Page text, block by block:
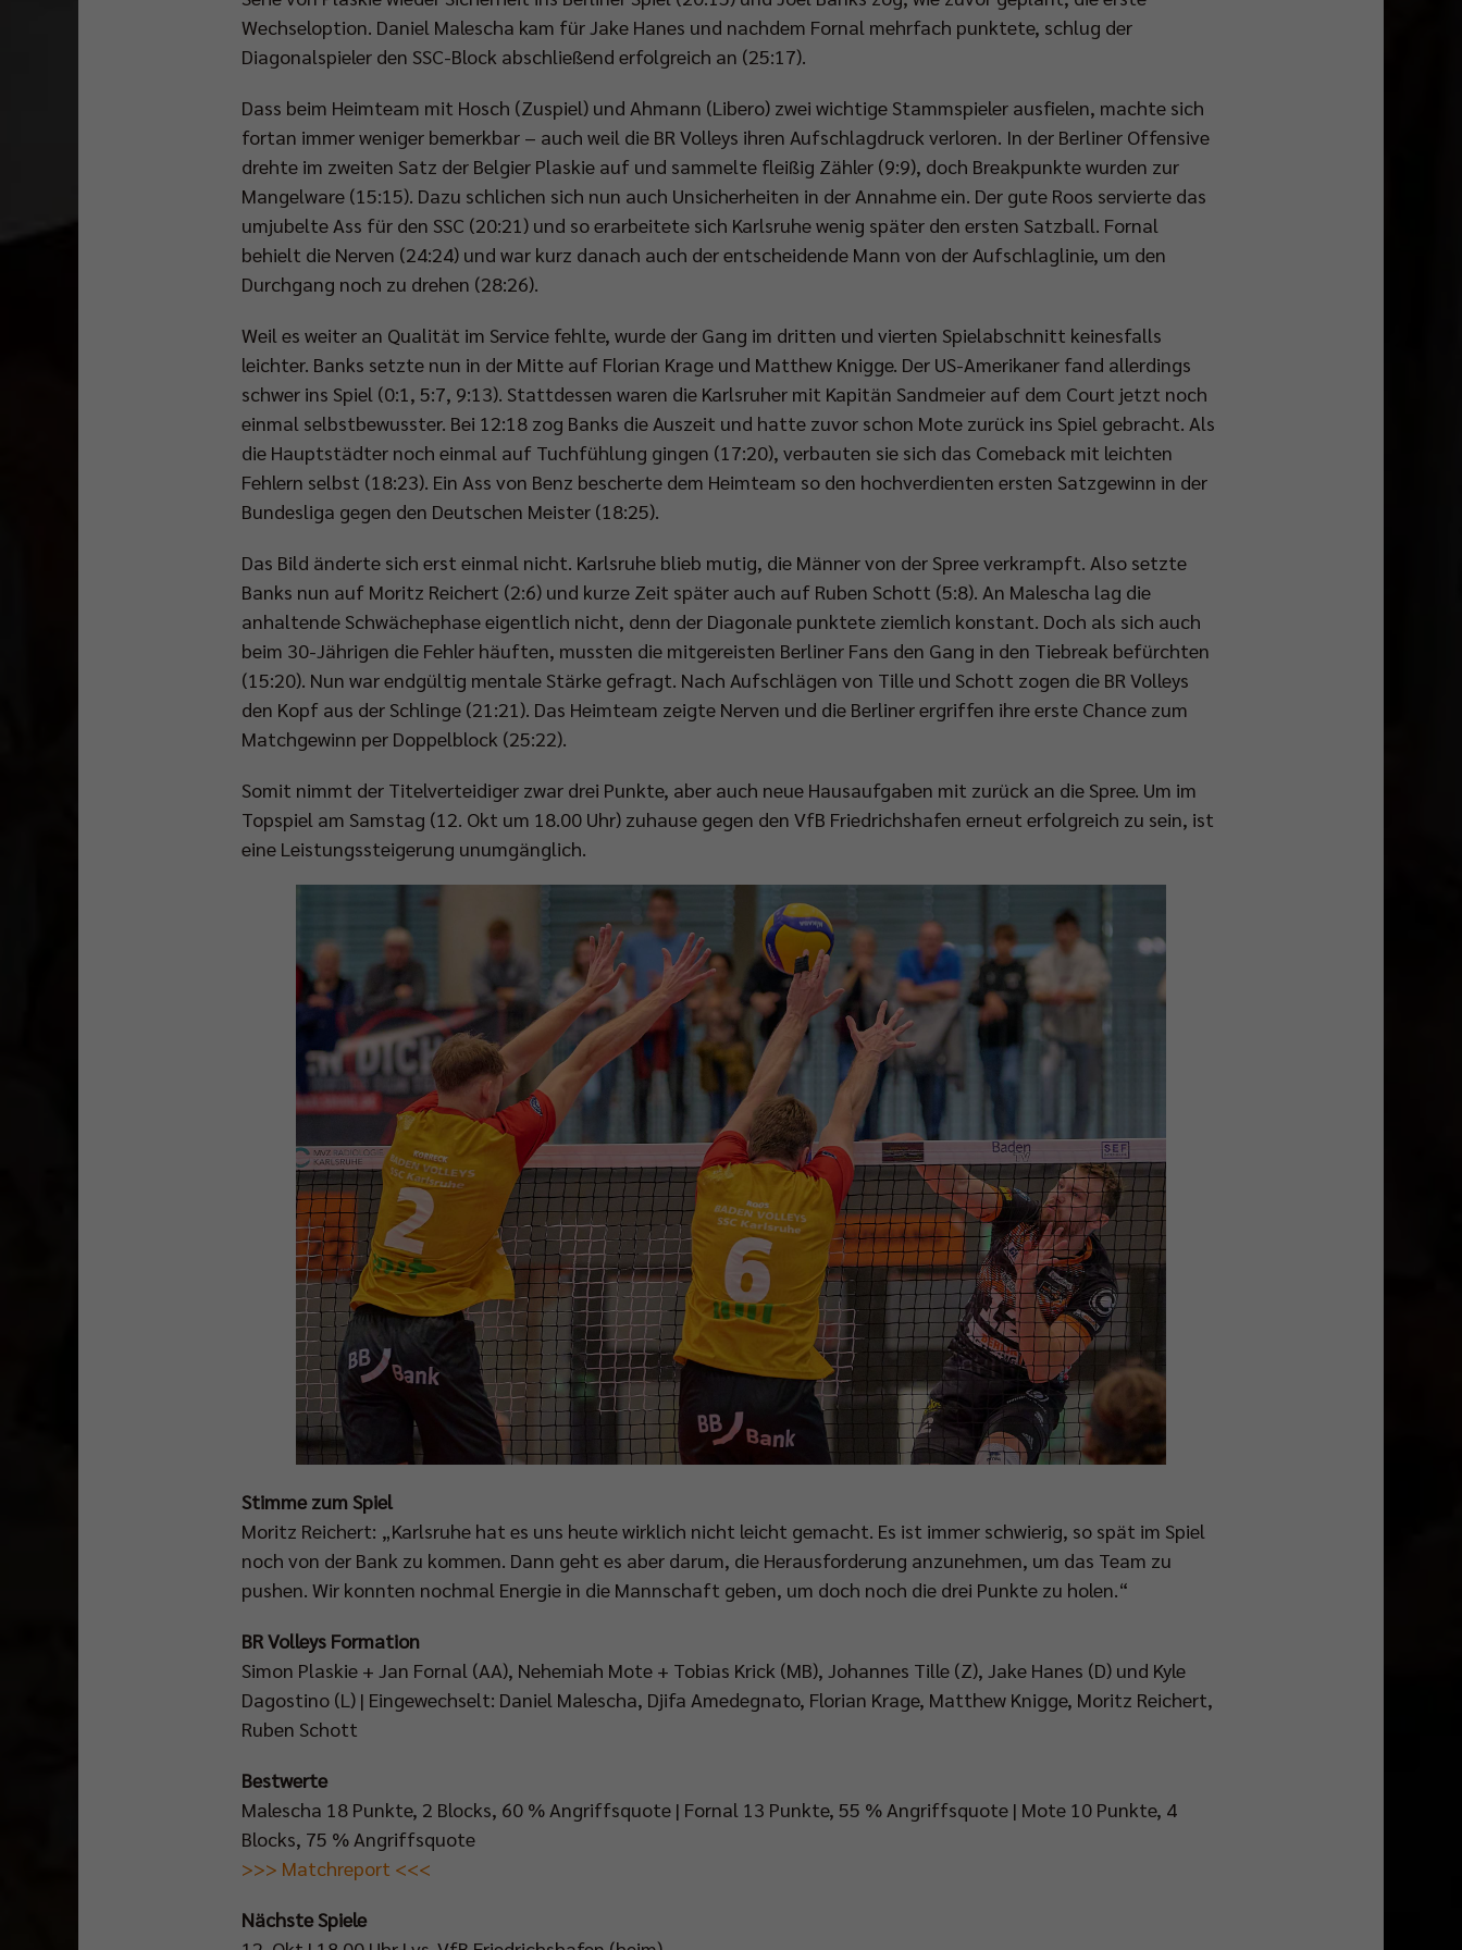
Wechseloption. Daniel Malescha kam für Jake Hanes und nachdem Fornal mehrfach punktete, schlug der
Diagonalspieler den SSC-Block abschließend erfolgreich an (25:17).
Dass beim Heimteam mit Hosch (Zuspiel) und Ahmann (Libero) zwei wichtige Stammspieler ausfielen, machte sich
fortan immer weniger bemerkbar – auch weil die BR Volleys ihren Aufschlagdruck verloren. In der Berliner Offensive
drehte im zweiten Satz der Belgier Plaskie auf und sammelte fleißig Zähler (9:9), doch Breakpunkte wurden zur
Mangelware (15:15). Dazu schlichen sich nun auch Unsicherheiten in der Annahme ein. Der gute Roos servierte das
umjubelte Ass für den SSC (20:21) und so erarbeitete sich Karlsruhe wenig später den ersten Satzball. Fornal
behielt die Nerven (24:24) und war kurz danach auch der entscheidende Mann von der Aufschlaglinie, um den
Durchgang noch zu drehen (28:26).
Weil es weiter an Qualität im Service fehlte, wurde der Gang im dritten und vierten Spielabschnitt keinesfalls
leichter. Banks setzte nun in der Mitte auf Florian Krage und Matthew Knigge. Der US-Amerikaner fand allerdings
schwer ins Spiel (0:1, 5:7, 9:13). Stattdessen waren die Karlsruher mit Kapitän Sandmeier auf dem Court jetzt noch
einmal selbstbewusster. Bei 12:18 zog Banks die Auszeit und hatte zuvor schon Mote zurück ins Spiel gebracht. Als
die Hauptstädter noch einmal auf Tuchfühlung gingen (17:20), verbauten sie sich das Comeback mit leichten
Fehlern selbst (18:23). Ein Ass von Benz bescherte dem Heimteam so den hochverdienten ersten Satzgewinn in der
Bundesliga gegen den Deutschen Meister (18:25).
Das Bild änderte sich erst einmal nicht. Karlsruhe blieb mutig, die Männer von der Spree verkrampft. Also setzte
Banks nun auf Moritz Reichert (2:6) und kurze Zeit später auch auf Ruben Schott (5:8). An Malescha lag die
anhaltende Schwächephase eigentlich nicht, denn der Diagonale punktete ziemlich konstant. Doch als sich auch
beim 30-Jährigen die Fehler häuften, mussten die mitgereisten Berliner Fans den Gang in den Tiebreak befürchten
(15:20). Nun war endgültig mentale Stärke gefragt. Nach Aufschlägen von Tille und Schott zogen die BR Volleys
den Kopf aus der Schlinge (21:21). Das Heimteam zeigte Nerven und die Berliner ergriffen ihre erste Chance zum
Matchgewinn per Doppelblock (25:22).
Somit nimmt der Titelverteidiger zwar drei Punkte, aber auch neue Hausaufgaben mit zurück an die Spree. Um im
Topspiel am Samstag (12. Okt um 18.00 Uhr) zuhause gegen den VfB Friedrichshafen erneut erfolgreich zu sein, ist
eine Leistungssteigerung unumgänglich.
Stimme zum Spiel
Moritz Reichert: „Karlsruhe hat es uns heute wirklich nicht leicht gemacht. Es ist immer schwierig, so spät im Spiel
noch von der Bank zu kommen. Dann geht es aber darum, die Herausforderung anzunehmen, um das Team zu
pushen. Wir konnten nochmal Energie in die Mannschaft geben, um doch noch die drei Punkte zu holen.“
BR Volleys Formation
Simon Plaskie + Jan Fornal (AA), Nehemiah Mote + Tobias Krick (MB), Johannes Tille (Z), Jake Hanes (D) und Kyle
Dagostino (L) | Eingewechselt: Daniel Malescha, Djifa Amedegnato, Florian Krage, Matthew Knigge, Moritz Reichert,
Ruben Schott
Bestwerte
Malescha 18 Punkte, 2 Blocks, 60 % Angriffsquote | Fornal 13 Punkte, 55 % Angriffsquote | Mote 10 Punkte, 4
Blocks, 75 % Angriffsquote
>>> Matchreport <<<
Nächste Spiele